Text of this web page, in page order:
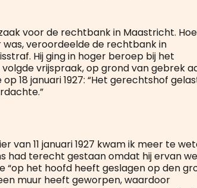
voor de rechtbank in Maastricht.
was, veroordeelde de rechtbank in
Hij ging in hoger beroep bij het
vrijspraak, op grond van gebrek
18 januari 1927: “Het gerechtshof
van 11 januari 1927 kwam ik meer te
had terecht gestaan omdat hij ervan
het hoofd heeft geslagen op den
muur heeft geworpen, waardoor